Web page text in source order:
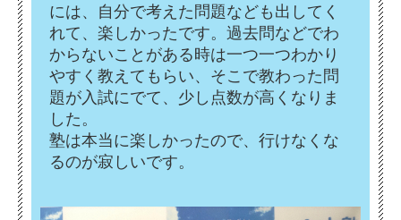
には、自分で考えた問題なども出してく
れて、楽しかったです。過去問などでわ
からないことがある時は一つ一つわかり
やすく教えてもらい、そこで教わった問
題が入試にでて、少し点数が高くなりま
した。
塾は本当に楽しかったので、行けなくな
るのが寂しいです。